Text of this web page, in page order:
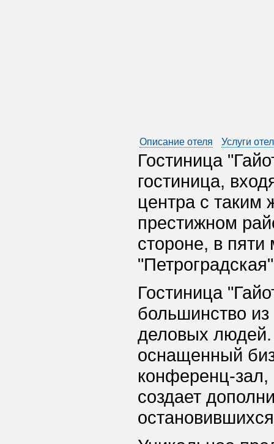
Описание отеля Услуги
Гостиница
гостиница,
центра с таким
престижном
стороне, в
Гостиница
большинство из
деловых людей.
оснащенный
конференц-зал,
создает